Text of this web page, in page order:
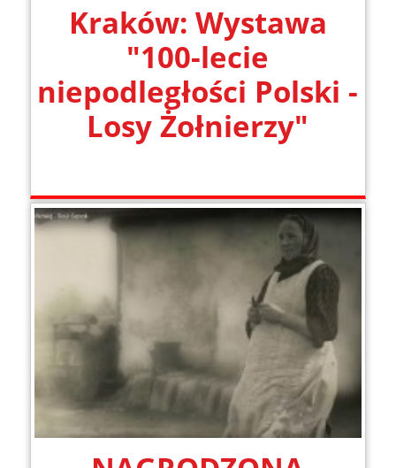
Kraków: Wystawa
"100-lecie
niepodległości Polski -
Losy Żołnierzy"